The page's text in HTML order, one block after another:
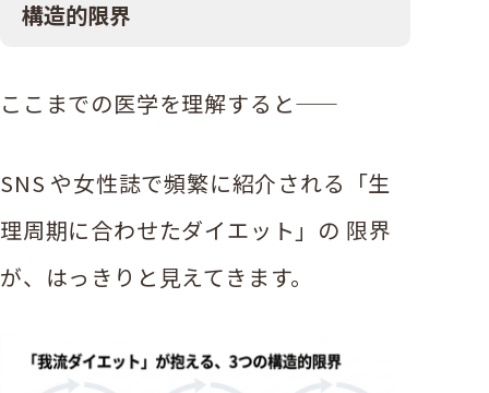
構造的限界
ここまでの医学を理解すると——
SNS や女性誌で頻繁に紹介される「生
理周期に合わせたダイエット」の 限界
が、はっきりと見えてきます。